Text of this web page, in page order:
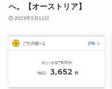
へ。【オーストリア】
2023年5月11日